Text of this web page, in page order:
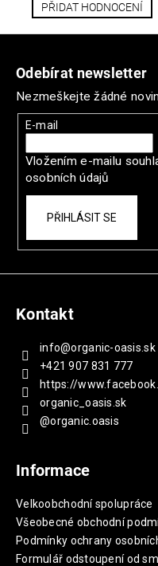
PŘIDAT HODNOCENÍ
Odebírat newsletter
Nezmeškejte žádné
E-mail
Vložením e-mailu
osobních údajů
PŘIHLÁSIT SE
Kontakt
info@organic-oasis.sk
+421 907 831 777
https://
organic_oasis.sk
@organic.oasis
Informace
Velkoobchodní spolupráce
Všeobecné obchodní
Podmínky ochrany
Formulář odstoupení od